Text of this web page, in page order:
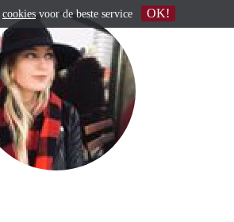
cookies voor de beste service OK!